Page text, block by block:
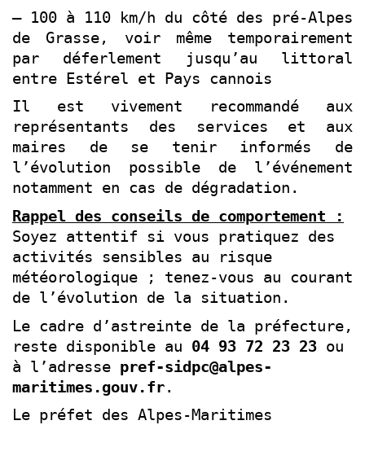
– 100 à 110 km/h du côté des pré-Alpes
de Grasse, voir même temporairement
par déferlement jusqu’au littoral
entre Estérel et Pays cannois
Il est vivement recommandé aux
représentants des services et aux
maires de se tenir informés de
l’évolution possible de l’événement
notamment en cas de dégradation.
Rappel des conseils de comportement :
Soyez attentif si vous pratiquez des
activités sensibles au risque
météorologique ; tenez-vous au courant
de l’évolution de la situation.
Le cadre d’astreinte de la préfecture,
reste disponible au 04 93 72 23 23 ou
à l’adresse pref-sidpc@alpes-
maritimes.gouv.fr.
Le préfet des Alpes-Maritimes